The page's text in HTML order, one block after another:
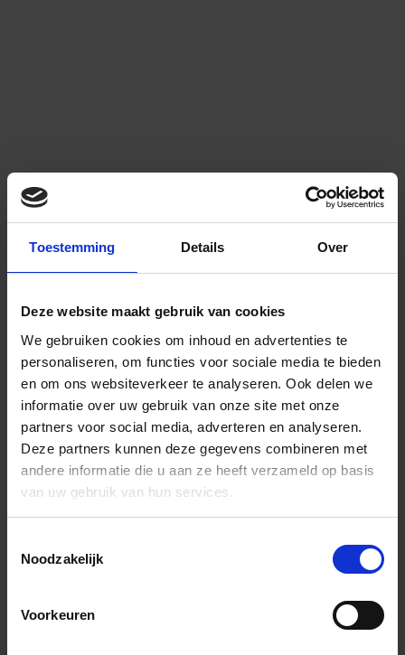
Toestemming Details Over
Deze website maakt gebruik van cookies
We gebruiken cookies om inhoud en advertenties te
personaliseren, om functies voor sociale media te bieden
en om ons websiteverkeer te analyseren. Ook delen we
informatie over uw gebruik van onze site met onze
partners voor social media, adverteren en analyseren.
Deze partners kunnen deze gegevens combineren met
andere informatie die u aan ze heeft verzameld op basis
van uw gebruik van hun services.
Noodzakelijk
Voorkeuren